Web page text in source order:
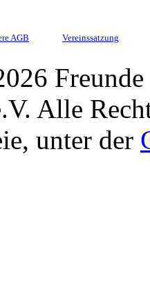
AGB Vereinssatzung
Alle
unter der